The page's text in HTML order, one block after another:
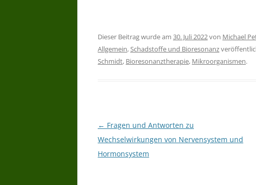
Dieser Beitrag wurde am 30. Juli 2022von Michael
Allgemein,Schadstoffe und Bioresonanz
Schmidt, Bioresonanztherapie, Mikroorganismen.
Beitragsnavigation
← Fragen und Antworten zu
Wechselwirkungen von Nervensystem und
Hormonsystem